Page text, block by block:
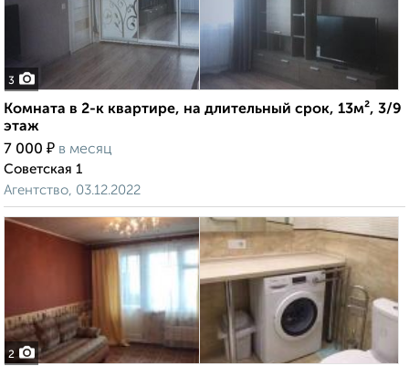
3
Комната в 2-к квартире, на длительный срок, 13м², 3/9
этаж
7 000 ₽ в месяц
Советская 1
Агентство, 03.12.2022
2